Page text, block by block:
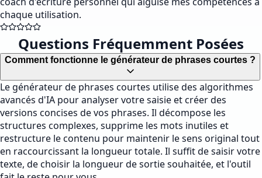
chaque utilisation.
Questions Fréquemment Posées
Comment fonctionne le générateur de phrases courtes ?
Le générateur de phrases courtes utilise des algorithmes
avancés d'IA pour analyser votre saisie et créer des
versions concises de vos phrases. Il décompose les
structures complexes, supprime les mots inutiles et
restructure le contenu pour maintenir le sens original tout
en raccourcissant la longueur totale. Il suffit de saisir votre
texte, de choisir la longueur de sortie souhaitée, et l'outil